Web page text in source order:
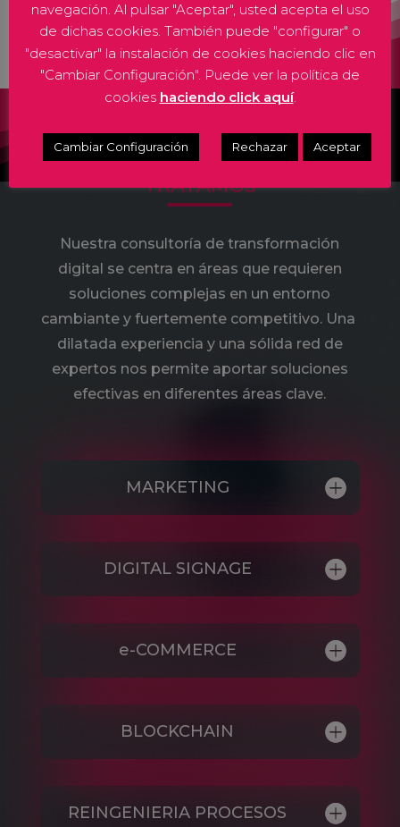
+ Flexibilidad
Qué Retos
TRATAMOS
Nuestra consultoría de transformación
digital se centra en áreas que requieren
soluciones complejas en un entorno
cambiante y fuertemente competitivo. Una
dilatada experiencia y una sólida red de
expertos nos permite aportar soluciones
efectivas en diferentes áreas clave.
MARKETING
DIGITAL SIGNAGE
e-COMMERCE
BLOCKCHAIN
REINGENIERIA PROCESOS
navegación. Al pulsar "Aceptar", usted acepta el uso
de dichas cookies. También puede "configurar" o
"desactivar" la instalación de cookies haciendo clic en
"Cambiar Configuración". Puede ver la política de
cookies haciendo click aquí.
Cambiar Configuración Rechazar Aceptar